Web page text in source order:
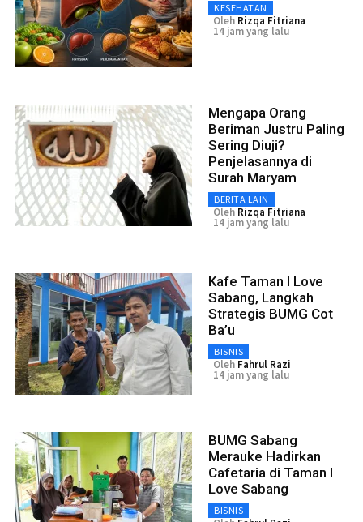
KESEHATAN
Oleh Rizqa Fitriana
14 jam yang lalu
Mengapa Orang
Beriman Justru Paling
Sering Diuji?
Penjelasannya di
Surah Maryam
BERITA LAIN
Oleh Rizqa Fitriana
14 jam yang lalu
Kafe Taman I Love
Sabang, Langkah
Strategis BUMG Cot
Ba’u
BISNIS
Oleh Fahrul Razi
14 jam yang lalu
BUMG Sabang
Merauke Hadirkan
Cafetaria di Taman I
Love Sabang
BISNIS